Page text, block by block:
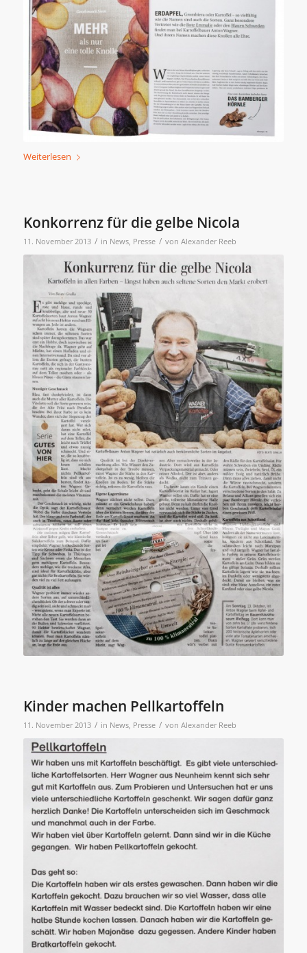
Weiterlesen
Konkorrenz für die gelbe Nicola
11. November 2013 / in News, Presse / von Alexander Reeb
Kinder machen Pellkartoffeln
11. November 2013 / in News, Presse / von Alexander Reeb